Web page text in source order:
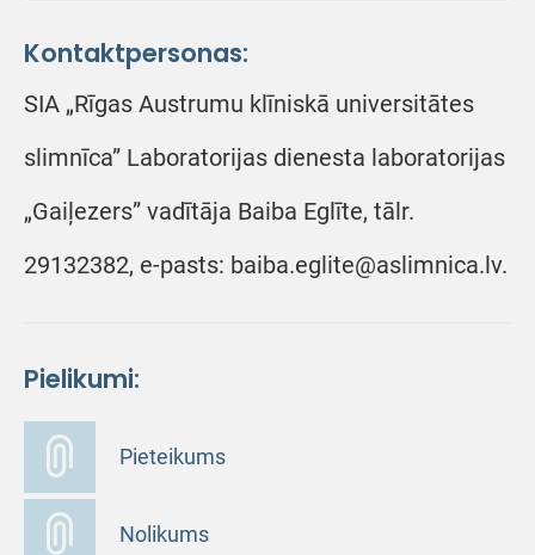
Kontaktpersonas:
SIA „Rīgas Austrumu klīniskā universitātes
slimnīca” Laboratorijas dienesta laboratorijas
„Gaiļezers” vadītāja Baiba Eglīte, tālr.
29132382, e-pasts: baiba.eglite@aslimnica.lv.
Pielikumi:
Pieteikums
Nolikums